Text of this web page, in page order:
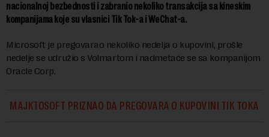
nacionalnoj bezbednosti i zabranio nekoliko transakcija sa kineskim
kompanijama koje su vlasnici Tik Tok-a i WeChat-a.
Microsoft je pregovarao nekoliko nedelja o kupovini, prošle
nedelje se udružio s Volmartom i nadmetaće se sa kompanijom
Oracle Corp.
MAJKTOSOFT PRIZNAO DA PREGOVARA O KUPOVINI TIK TOKA